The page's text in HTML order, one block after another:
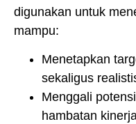
digunakan untuk
mampu:
Menetapkan
sekaligus
Menggali
hambatan